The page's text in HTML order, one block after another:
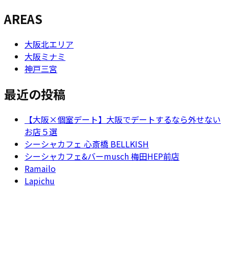
AREAS
大阪北エリア
大阪ミナミ
神戸三宮
最近の投稿
【大阪×個室デート】大阪でデートするなら外せない
お店５選
シーシャカフェ 心斎橋 BELLKISH
シーシャカフェ&バーmusch 梅田HEP前店
Ramailo
Lapichu